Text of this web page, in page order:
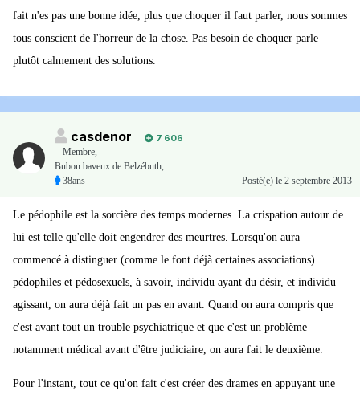
fait n'es pas une bonne idée, plus que choquer il faut parler, nous sommes
tous conscient de l'horreur de la chose. Pas besoin de choquer parle
plutôt calmement des solutions.
casdenor
7 606
Membre,
Bubon baveux de Belzébuth,
38ans
Posté(e) le 2 septembre 2013
Le pédophile est la sorcière des temps modernes. La crispation autour de
lui est telle qu'elle doit engendrer des meurtres. Lorsqu'on aura
commencé à distinguer (comme le font déjà certaines associations)
pédophiles et pédosexuels, à savoir, individu ayant du désir, et individu
agissant, on aura déjà fait un pas en avant. Quand on aura compris que
c'est avant tout un trouble psychiatrique et que c'est un problème
notamment médical avant d'être judiciaire, on aura fait le deuxième.
Pour l'instant, tout ce qu'on fait c'est créer des drames en appuyant une